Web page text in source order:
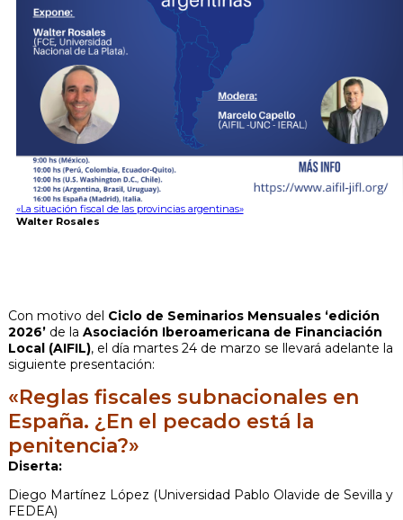
«La situación fiscal de las provincias argentinas»
Walter Rosales
Con motivo del Ciclo de Seminarios Mensuales ‘edición
2026’de la Asociación Iberoamericana de Financiación
Local (AIFIL), el día martes 24 de marzo se llevará adelante la
siguiente presentación:
«Reglas fiscales subnacionales en
España. ¿En el pecado está la
penitencia?»
Diserta:
Diego Martínez López (Universidad Pablo Olavide de Sevilla y
FEDEA)